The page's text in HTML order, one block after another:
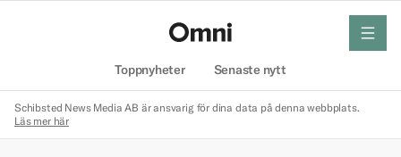
Toppnyheter Senaste nytt
meny
Schibsted News Media AB är ansvarig för dina data på denna webbplats.
Läs mer här